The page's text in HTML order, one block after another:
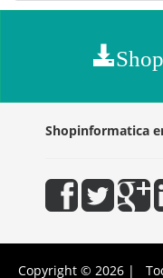
Shopinformatica
Copyright © 2026 |